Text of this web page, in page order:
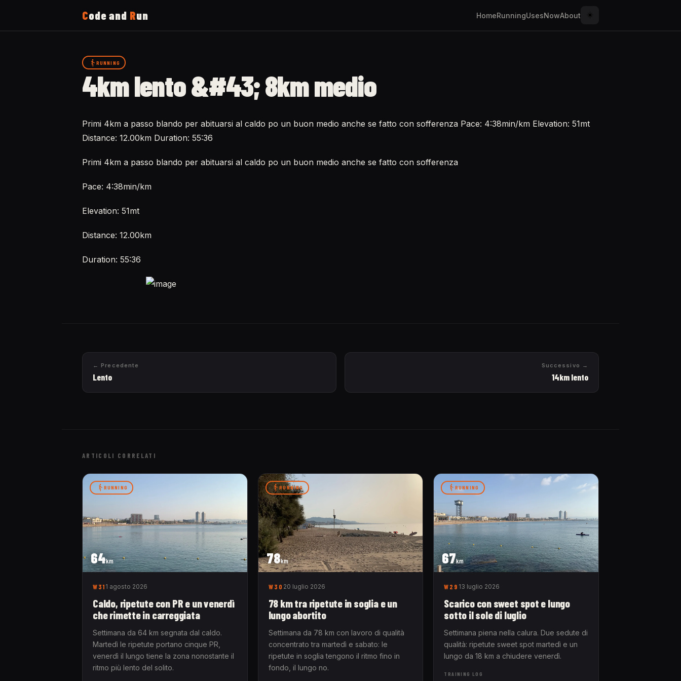
Code and Run HomeRunningUsesNowAbout ☀️
RUNNING
4km lento &#43; 8km medio
Primi 4km a passo blando per abituarsi al caldo po un buon medio anche se fatto con sofferenza Pace: 4:38min/km Elevation: 51mt
Distance: 12.00km Duration: 55:36
Primi 4km a passo blando per abituarsi al caldo po un buon medio anche se fatto con sofferenza
Pace: 4:38min/km
Elevation: 51mt
Distance: 12.00km
Duration: 55:36
← Precedente
Lento
Successivo →
14km lento
ARTICOLI CORRELATI
64km
RUNNING
W31 1 agosto 2026
Caldo, ripetute con PR e un venerdì
che rimette in carreggiata
Settimana da 64 km segnata dal caldo.
Martedì le ripetute portano cinque PR,
venerdì il lungo tiene la zona nonostante il
ritmo più lento del solito.
78km
RUNNING
W30 20 luglio 2026
78 km tra ripetute in soglia e un
lungo abortito
Settimana da 78 km con lavoro di qualità
concentrato tra martedì e sabato: le
ripetute in soglia tengono il ritmo fino in
fondo, il lungo no.
67km
RUNNING
W29 13 luglio 2026
Scarico con sweet spot e lungo
sotto il sole di luglio
Settimana piena nella calura. Due sedute di
qualità: ripetute sweet spot martedì e un
lungo da 18 km a chiudere venerdì.
TRAINING LOG